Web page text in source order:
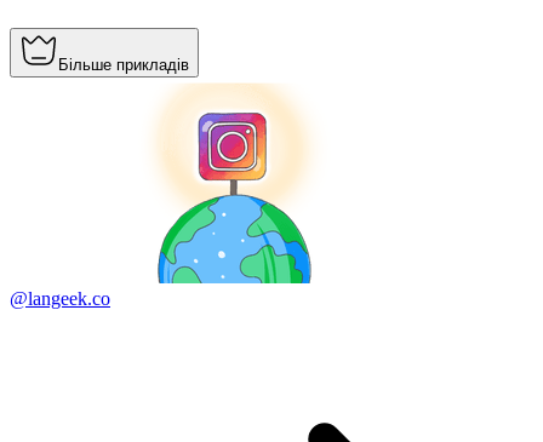
Більше прикладів
@langeek.co